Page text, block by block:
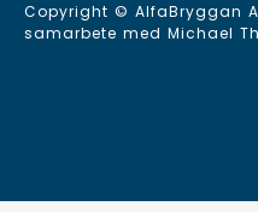
Copyright © AlfaBryggan
samarbete med Michael